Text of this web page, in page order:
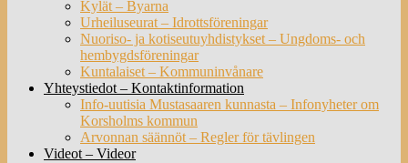
Kylät – Byarna
Urheiluseurat – Idrottsföreningar
Nuoriso- ja kotiseutuyhdistykset – Ungdoms- och
hembygdsföreningar
Kuntalaiset – Kommuninvånare
Yhteystiedot – Kontaktinformation
Info-uutisia Mustasaaren kunnasta – Infonyheter om
Korsholms kommun
Arvonnan säännöt – Regler för tävlingen
Videot – Videor